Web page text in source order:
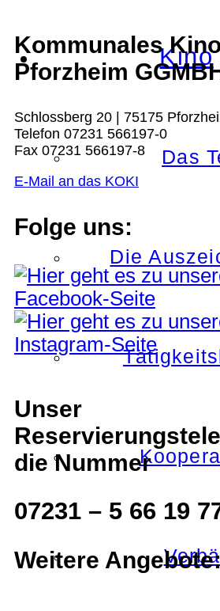
Kino
Das
Die
Kommunales
Pforzheim
Schlossberg 20 | 75175
Telefon 07231 566197-0
Fax 07231 566197-8
E-Mail an das KOKI
Folge uns:
Unser
die Nummer
07231 – 5 66 19
Weitere